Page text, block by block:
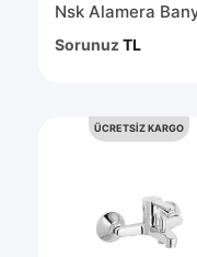
SorunuzTL
ÜCRETSİZ KARGO